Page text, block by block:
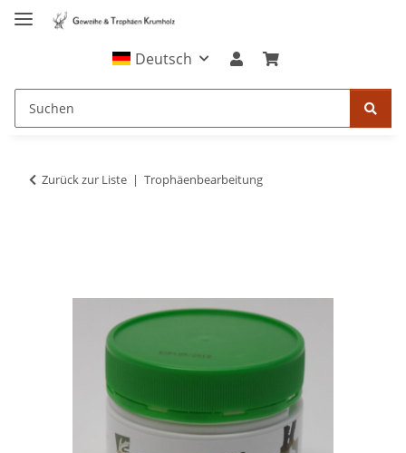
Deutsch
Zurück zur Liste Trophäenbearbeitung